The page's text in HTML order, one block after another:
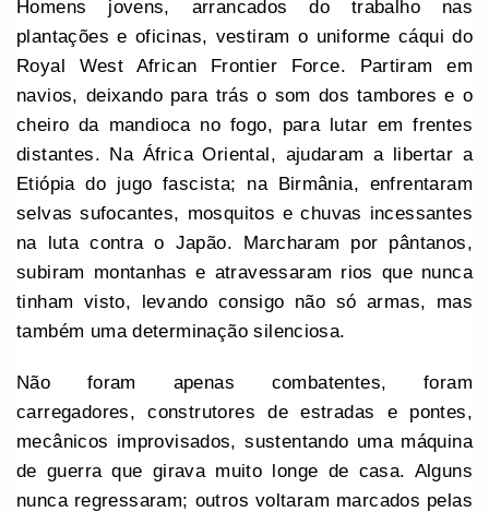
Homens jovens, arrancados do trabalho nas
plantações e oficinas, vestiram o uniforme cáqui do
Royal West African Frontier Force. Partiram em
navios, deixando para trás o som dos tambores e o
cheiro da mandioca no fogo, para lutar em frentes
distantes. Na África Oriental, ajudaram a libertar a
Etiópia do jugo fascista; na Birmânia, enfrentaram
selvas sufocantes, mosquitos e chuvas incessantes
na luta contra o Japão. Marcharam por pântanos,
subiram montanhas e atravessaram rios que nunca
tinham visto, levando consigo não só armas, mas
também uma determinação silenciosa.
Não foram apenas combatentes, foram
carregadores, construtores de estradas e pontes,
mecânicos improvisados, sustentando uma máquina
de guerra que girava muito longe de casa. Alguns
nunca regressaram; outros voltaram marcados pelas